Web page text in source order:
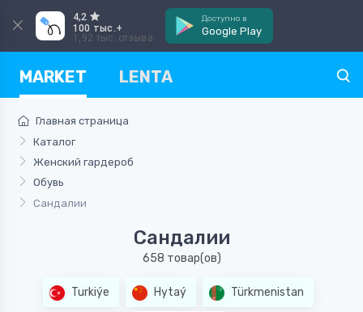
4,2
100 тыс.+
1,92 тыс. отзыва
Доступно в
Google Play
MARKET LENTA
Главная страница
Каталог
Женский гардероб
Обувь
Сандалии
Сандалии
658 товар(ов)
Turkiýe Hytaý Türkmenistan